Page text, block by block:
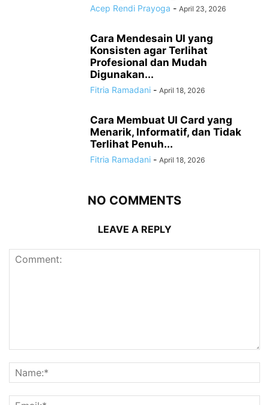
Acep Rendi Prayoga - April 23, 2026
Cara Mendesain UI yang
Konsisten agar Terlihat
Profesional dan Mudah
Digunakan...
Fitria Ramadani - April 18, 2026
Cara Membuat UI Card yang
Menarik, Informatif, dan Tidak
Terlihat Penuh...
Fitria Ramadani - April 18, 2026
NO COMMENTS
LEAVE A REPLY